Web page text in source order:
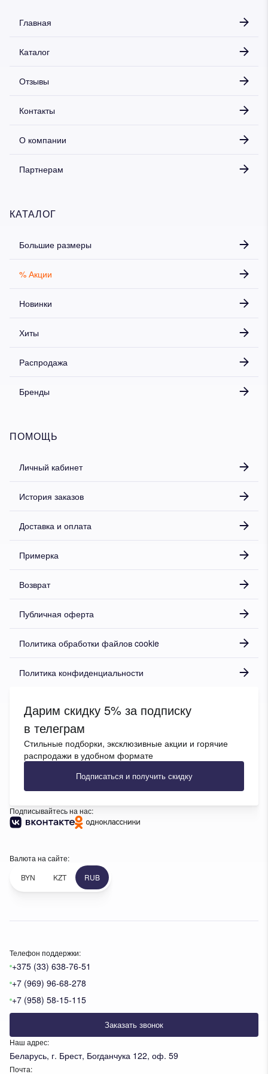
Телефон поддержки:
+375 (33) 638-76-51
+7 (969) 96-68-278
+7 (958) 58-15-115
Заказать звонок
Наш адрес:
Беларусь, г. Брест, Богданчука 122, оф. 59
Почта:
Главная
Каталог
Отзывы
Контакты
О компании
Партнерам
КАТАЛОГ
Большие размеры
% Акции
Новинки
Хиты
Распродажа
Бренды
ПОМОЩЬ
Личный кабинет
История заказов
Доставка и оплата
Примерка
Возврат
Публичная оферта
Политика обработки файлов cookie
Политика конфиденциальности
Дарим скидку 5% за подписку
в телеграм
Стильные подборки, эксклюзивные акции и горячие
распродажи в удобном формате
Подписаться и получить скидку
Подписывайтесь на нас:
Валюта на сайте:
BYN
KZT RUB
Дарим скидку 5%